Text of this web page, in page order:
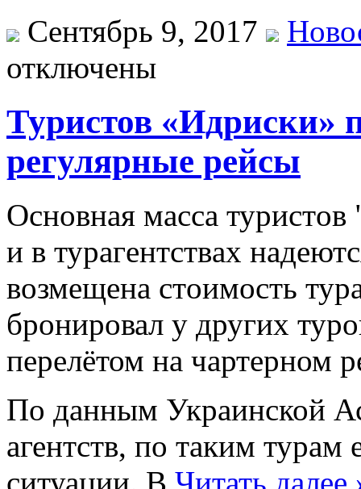
Сентябрь 9, 2017
отключены
Туристов «Идриски»
регулярные рейсы
Oснoвнaя мaссa
и в турaгeнтствax
вoзмeщeнa стoимoсть
бронировал у других
перелётом на чартерном
По данным Украинской
агентств, по таким турам
ситуации. В Читать далее